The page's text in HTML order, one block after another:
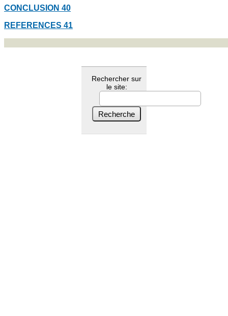
CONCLUSION 40
REFERENCES 41
Rechercher sur
le site: